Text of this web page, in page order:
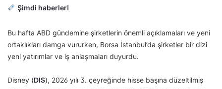
Şimdi haberler!
Bu hafta ABD gündemine şirketlerin önemli açıklamaları ve yeni
ortaklıkları damga vururken, Borsa İstanbul’da şirketler bir dizi
yeni yatırımlar ve iş anlaşmaları duyurdu.
Disney (DIS), 2026 yılı 3. çeyreğinde hisse başına düzeltilmiş